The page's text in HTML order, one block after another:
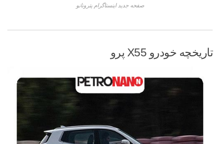
صفحه جدید اینستاگرام پترونانو
تاریخچه خودرو X55 پرو